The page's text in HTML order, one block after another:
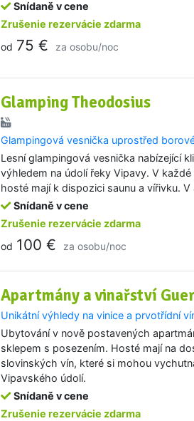
Snídaně v cene
Zrušenie rezervácie zdarma
od 75 € za osobu/noc
Glamping Theodosius
Glampingová vesnička uprostřed
Lesní glampingová vesnička nabízející
výhledem na údolí řeky Vipavy. V
hosté mají k dispozici saunu a vířivku.
Snídaně v cene
Zrušenie rezervácie zdarma
od 100 € za osobu/noc
Apartmány a vinařství
Unikátní výhledy na vinice a prvotřídní
Ubytování v nově postavených
sklepem s posezením. Hosté mají na
slovinských vín, které si mohou
Vipavského údolí.
Snídaně v cene
Zrušenie rezervácie zdarma